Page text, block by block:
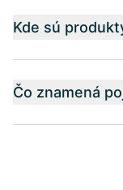
Kde sú
Čo znamená